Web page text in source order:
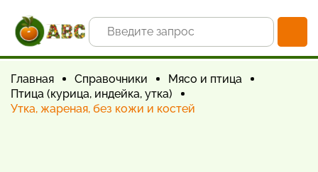
Главная Справочники
Мясо и птица
Птица (курица, индейка, утка)
Утка, жареная, без кожи и костей